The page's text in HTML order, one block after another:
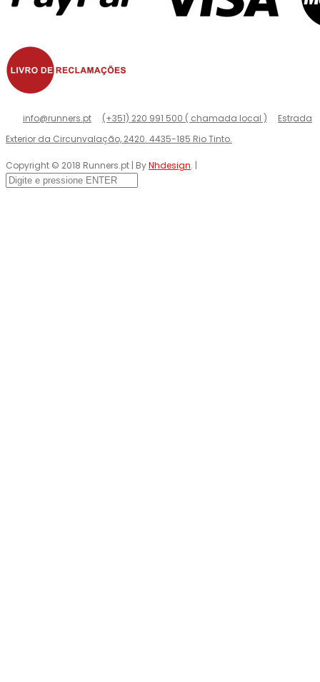
info@runners.pt (+351) 220 991 500 ( chamada local )
Estrada
Exterior da Circunvalação, 2420. 4435-185 Rio Tinto.
Copyright © 2018 Runners.pt | ByNhdesign. |